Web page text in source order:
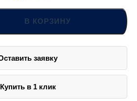
В КОРЗИНУ
заявку
Купить в 1 клик